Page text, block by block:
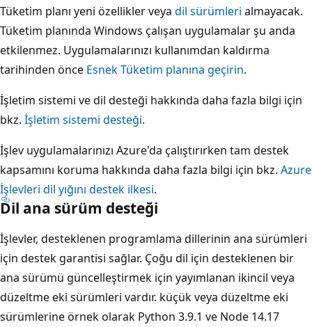
Tüketim planı yeni özellikler veya dil sürümleri almayacak.
Tüketim planında Windows çalışan uygulamalar şu anda
etkilenmez. Uygulamalarınızı kullanımdan kaldırma
tarihinden önce Esnek Tüketim planına geçirin.
İşletim sistemi ve dil desteği hakkında daha fazla bilgi için
bkz. İşletim sistemi desteği.
İşlev uygulamalarınızı Azure'da çalıştırırken tam destek
kapsamını koruma hakkında daha fazla bilgi için bkz. Azure
İşlevleri dil yığını destek ilkesi.
Dil ana sürüm desteği
İşlevler, desteklenen programlama dillerinin ana sürümleri
için destek garantisi sağlar. Çoğu dil için desteklenen bir
ana sürümü güncelleştirmek için yayımlanan ikincil veya
düzeltme eki sürümleri vardır. küçük veya düzeltme eki
sürümlerine örnek olarak Python 3.9.1 ve Node 14.17